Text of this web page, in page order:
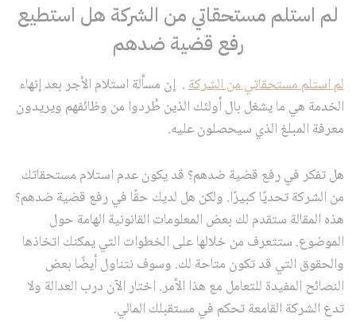
لم استلم مستحقاتي من الشركة هل استطيع
رفع قضية ضدهم
لم استلم مستحقاتي من الشركة. إن مسألة استلام الأجر بعد إنهاء
الخدمة هي ما يشغل بال أولئك الذين طُردوا من وظائفهم ويريدون
معرفة المبلغ الذي سيحصلون عليه.
هل تفكر في رفع قضية ضدهم؟ قد يكون عدم استلام مستحقاتك
من الشركة تحديًا كبيرًا. ولكن هل لديك حقًا في رفع قضية ضدهم؟
هذه المقالة ستقدم لك بعض المعلومات القانونية الهامة حول
الموضوع. ستتعرف من خلالها على الخطوات التي يمكنك اتخاذها
والحقوق التي قد تكون متاحة لك. وسوف نتناول أيضًا بعض
النصائح المفيدة للتعامل مع هذا الأمر. اختار الآن درب العدالة ولا
تدع الشركة القامعة تحكم في مستقبلك المالي.